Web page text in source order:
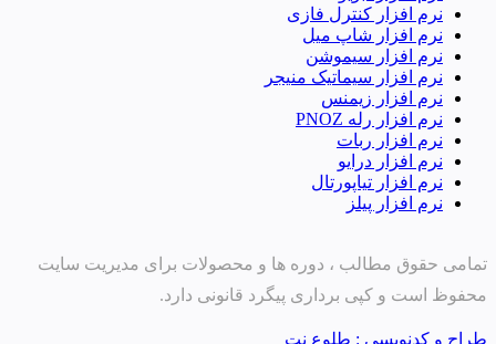
نرم افزار کنترل فازی
نرم افزار شاپ میل
نرم افزار سیموشن
نرم افزار سیماتیک منیجر
نرم افزار زیمنس
نرم افزار رله PNOZ
نرم افزار ربات
نرم افزار درایو
نرم افزار تیاپورتال
نرم افزار پیلز
تمامی حقوق مطالب ، دوره ها و محصولات برای مدیریت سایت
محفوظ است و کپی برداری پیگرد قانونی دارد.
طراح و کدنویسی : طلوع نت